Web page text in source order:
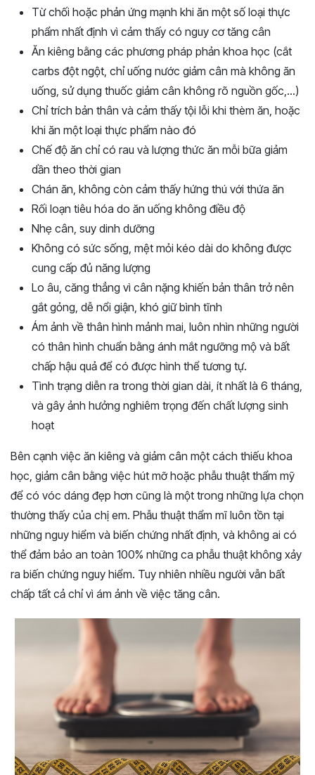
Từ chối hoặc phản ứng mạnh khi ăn một số loại thực
phẩm nhất định vì cảm thấy có nguy cơ tăng cân
Ăn kiêng bằng các phương pháp phản khoa học (cắt
carbs đột ngột, chỉ uống nước giảm cân mà không ăn
uống, sử dụng thuốc giảm cân không rõ nguồn gốc,…)
Chỉ trích bản thân và cảm thấy tội lỗi khi thèm ăn, hoặc
khi ăn một loại thực phẩm nào đó
Chế độ ăn chỉ có rau và lượng thức ăn mỗi bữa giảm
dần theo thời gian
Chán ăn, không còn cảm thấy hứng thú với thứa ăn
Rối loạn tiêu hóa do ăn uống không điều độ
Nhẹ cân, suy dinh dưỡng
Không có sức sống, mệt mỏi kéo dài do không được
cung cấp đủ năng lượng
Lo âu, căng thẳng vì cân nặng khiến bản thân trở nên
gắt gỏng, dễ nổi giận, khó giữ bình tĩnh
Ám ảnh về thân hình mảnh mai, luôn nhìn những người
có thân hình chuẩn bằng ánh mắt ngưỡng mộ và bất
chấp hậu quả để có được hình thể tương tự.
Tình trạng diễn ra trong thời gian dài, ít nhất là 6 tháng,
và gây ảnh hưởng nghiêm trọng đến chất lượng sinh
hoạt
Bên cạnh việc ăn kiêng và giảm cân một cách thiếu khoa
học, giảm cân bằng việc hút mỡ hoặc phẫu thuật thẩm mỹ
để có vóc dáng đẹp hơn cũng là một trong những lựa chọn
thường thấy của chị em. Phẫu thuật thẩm mĩ luôn tồn tại
những nguy hiểm và biến chứng nhất định, và không ai có
thể đảm bảo an toàn 100% những ca phẫu thuật không xảy
ra biến chứng nguy hiểm. Tuy nhiên nhiều người vẫn bất
chấp tất cả chỉ vì ám ảnh về việc tăng cân.